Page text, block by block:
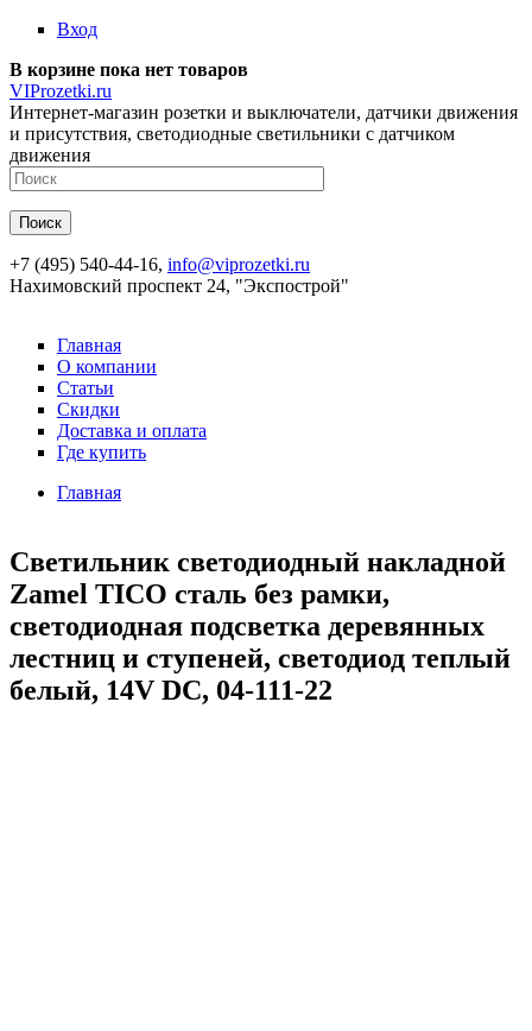
Перейти к основному содержанию
Вход
В корзине пока нет товаров
VIProzetki.ru
Интернет-магазин розетки и выключатели, датчики движения
и присутствия, светодиодные светильники с датчиком
движения
+7 (495) 540-44-16, info@viprozetki.ru
Нахимовский проспект 24, "Экспострой"
Главная
О компании
Статьи
Скидки
Доставка и оплата
Где купить
Главная
Светильник светодиодный накладной
Zamel TICO сталь без рамки,
светодиодная подсветка деревянных
лестниц и ступеней, светодиод теплый
белый, 14V DC, 04-111-22